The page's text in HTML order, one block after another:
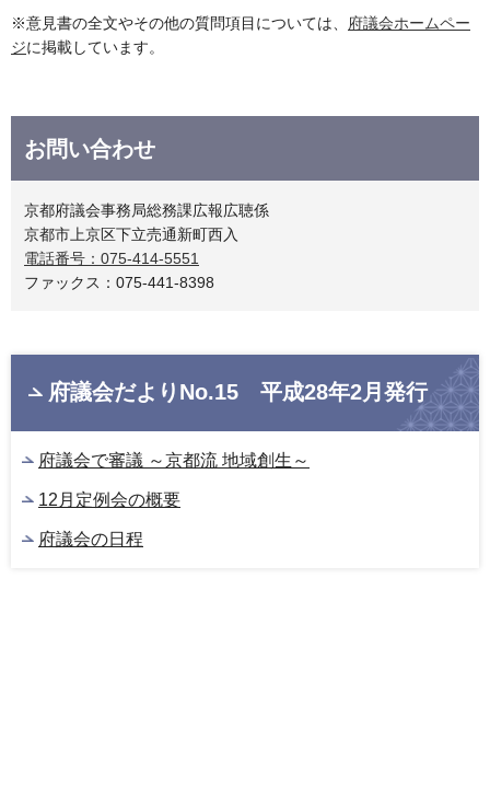
※意見書の全文やその他の質問項目については、 府議会ホームペー
ジに掲載しています。
お問い合わせ
京都府議会事務局総務課広報広聴係
京都市上京区下立売通新町西入
電話番号：075-414-5551
ファックス：075-441-8398
府議会だよりNo.15 平成28年2月発行
府議会で審議 ～京都流 地域創生～
12月定例会の概要
府議会の日程